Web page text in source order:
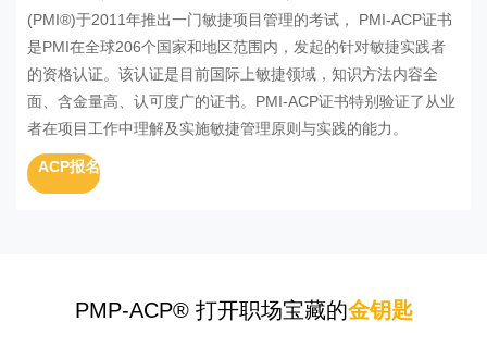
(PMI®)于2011年推出一门敏捷项目管理的考试， PMI-ACP证书
是PMI在全球206个国家和地区范围内，发起的针对敏捷实践者
的资格认证。该认证是目前国际上敏捷领域，知识方法内容全
面、含金量高、认可度广的证书。PMI-ACP证书特别验证了从业
者在项目工作中理解及实施敏捷管理原则与实践的能力。
ACP报名
PMP-ACP® 打开职场宝藏的金钥匙